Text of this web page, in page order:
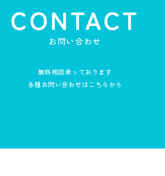
CONTACT
お問い合わせ
無料相談承っております
各種お問い合わせはこちらから